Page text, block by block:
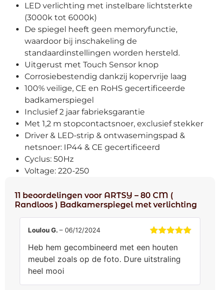
LED verlichting met instelbare lichtsterkte
(3000k tot 6000k)
De spiegel heeft geen memoryfunctie,
waardoor bij inschakeling de
standaardinstellingen worden hersteld.
Uitgerust met Touch Sensor knop
Corrosiebestendig dankzij kopervrije laag
100% veilige, CE en RoHS gecertificeerde
badkamerspiegel
Inclusief 2 jaar fabrieksgarantie
Met 1,2 m stopcontactsnoer, exclusief stekker
Driver & LED-strip & ontwasemingspad &
netsnoer: IP44 & CE gecertificeerd
Cyclus: 50Hz
Voltage: 220-250
11 beoordelingen voor ARTSY – 80 CM (
Randloos ) Badkamerspiegel met verlichting
5uit 5
Loulou G. – 06/12/2024
Heb hem gecombineerd met een houten
meubel zoals op de foto. Dure uitstraling
heel mooi